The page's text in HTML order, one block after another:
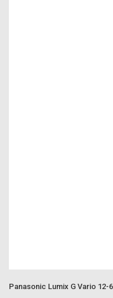
Panasonic Lumix G Vario 12-